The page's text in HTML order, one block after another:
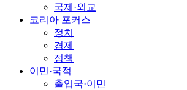
국제·외교
코리아 포커스
정치
경제
정책
이민·국적
출입국·이민